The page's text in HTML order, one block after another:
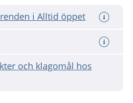
i Alltid öppet
och klagomål hos